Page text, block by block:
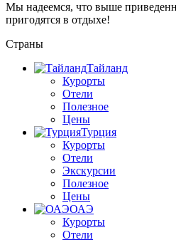
Мы надеемся, что выше
пригодятся в отдыхе!
Страны
Тайланд
Курорты
Отели
Полезное
Цены
Турция
Курорты
Отели
Экскурсии
Полезное
Цены
ОАЭ
Курорты
Отели